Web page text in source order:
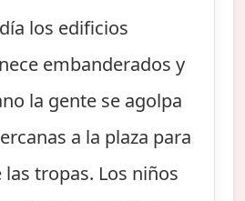
los edificios
embanderados y
la gente se agolpa
a la plaza para
las tropas. Los niños